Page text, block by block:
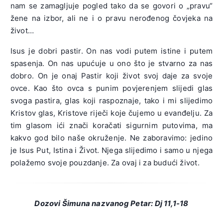
nam se zamagljuje pogled tako da se govori o „pravu“
žene na izbor, ali ne i o pravu nerođenog čovjeka na
život…
Isus je dobri pastir. On nas vodi putem istine i putem
spasenja. On nas upućuje u ono što je stvarno za nas
dobro. On je onaj Pastir koji život svoj daje za svoje
ovce. Kao što ovca s punim povjerenjem slijedi glas
svoga pastira, glas koji raspoznaje, tako i mi slijedimo
Kristov glas, Kristove riječi koje čujemo u evanđelju. Za
tim glasom ići znači koračati sigurnim putovima, ma
kakvo god bilo naše okruženje. Ne zaboravimo: jedino
je Isus Put, Istina i Život. Njega slijedimo i samo u njega
polažemo svoje pouzdanje. Za ovaj i za budući život.
Dozovi Šimuna nazvanog Petar: Dj 11,1-18